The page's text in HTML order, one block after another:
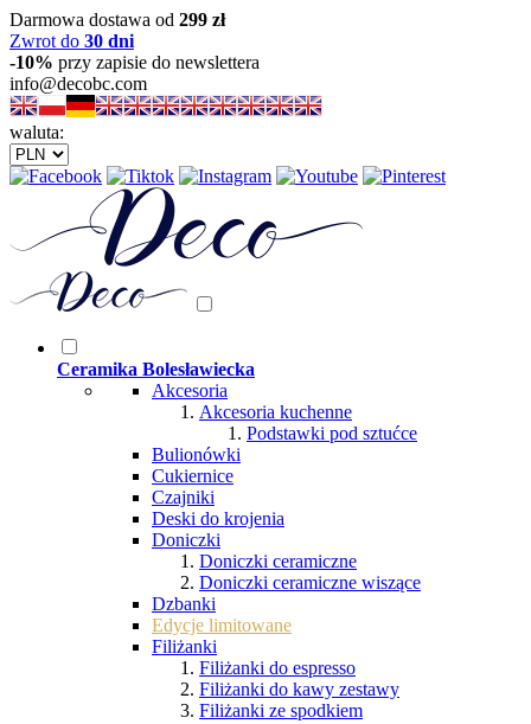
Darmowa dostawa od 299 zł
Zwrot do 30 dni
-10% przy zapisie do newslettera
info@decobc.com
waluta:
Ceramika Bolesławiecka
Akcesoria
Akcesoria kuchenne
Podstawki pod sztućce
Bulionówki
Cukiernice
Czajniki
Deski do krojenia
Doniczki
Doniczki ceramiczne
Doniczki ceramiczne wiszące
Dzbanki
Edycje limitowane
Filiżanki
Filiżanki do espresso
Filiżanki do kawy zestawy
Filiżanki ze spodkiem